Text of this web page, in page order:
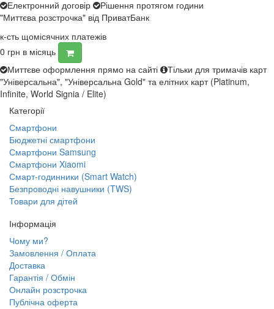
Електронний договір
Рішення протягом години
"Миттєва розстрочка" від ПриватБанк
к-сть щомісячних платежів
0 грн в місяць
Миттєве оформлення прямо на сайті
Тільки для тримачів карт
"Універсальна", "Універсальна Gold" та елітних карт (Platinum,
Infinite, World Signia / Elite)
Категорії
Смартфони
Бюджетні смартфони
Смартфони Samsung
Смартфони Xiaomi
Смарт-годинники (Smart Watch)
Безпроводні навушники (TWS)
Товари для дітей
Інформація
Чому ми?
Замовлення / Оплата
Доставка
Гарантія / Обмін
Онлайн розстрочка
Публічна оферта